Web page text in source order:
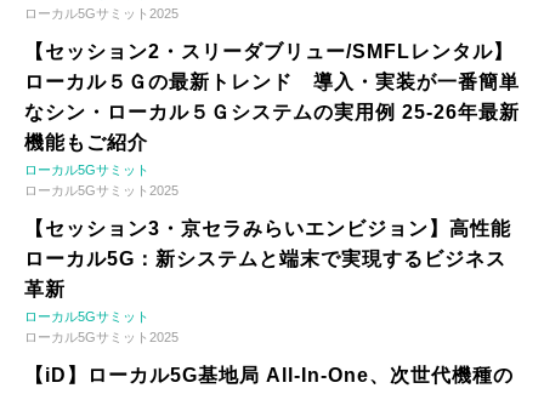
ローカル5Gサミット2025
【セッション2・スリーダブリュー/SMFLレンタル】
ローカル５Ｇの最新トレンド 導入・実装が一番簡単
なシン・ローカル５Ｇシステムの実用例 25-26年最新
機能もご紹介
ローカル5Gサミット
ローカル5Gサミット2025
【セッション3・京セラみらいエンビジョン】高性能
ローカル5G：新システムと端末で実現するビジネス
革新
ローカル5Gサミット
ローカル5Gサミット2025
【iD】ローカル5G基地局 All-In-One、次世代機種の